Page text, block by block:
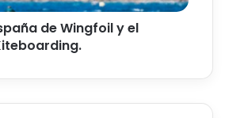
de Wingfoil y el